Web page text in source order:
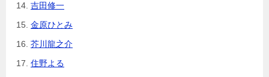
吉田修一
金原ひとみ
芥川龍之介
住野よる